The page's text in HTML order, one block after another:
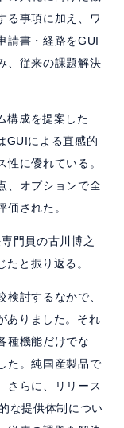
る事項に加え、ワ
請書・経路をGUI
、従来の課題解決
構成を提案した
GUIによる直感的
に優れている。
、オプションで全
された。
門員の古川博之
と振り返る。
検討するなかで、
ありました。それ
種機能だけでな
た。純国産製品で
さらに、リリース
な提供体制につい